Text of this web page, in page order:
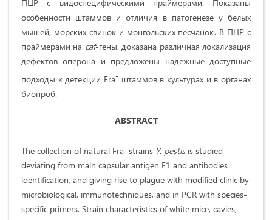
ПЦР с видоспецифическими праймерами. Показаны
особенности штаммов и отличия в патогенезе у белых
мышей, морских свинок и монгольских песчанок. В ПЦР с
праймерами на caf-гены, доказана различная локализация
дефектов оперона и предложены надёжные доступные
подходы к детекции Fra- штаммов в культурах и в органах
биопроб.
ABSTRACT
The collection of natural Fra- strains Y. pestis is studied
deviating from main capsular antigen F1 and antibodies
identification, and giving rise to plague with modified clinic by
microbiological, immunotechniques, and in PCR with species-
specific primers. Strain characteristics of white mice, cavies,